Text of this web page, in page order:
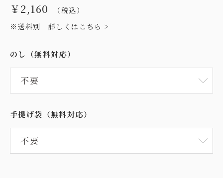
￥2,160
（税込）
※送料別 詳しくはこちら >
のし（無料対応）
手提げ袋（無料対応）